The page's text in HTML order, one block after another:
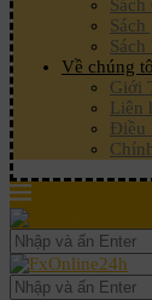
Về chúng
Giới
Liên
Điều